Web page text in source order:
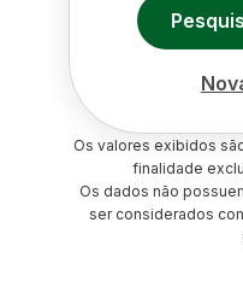
Os valores exibidos
finalidade
Os dados não
ser considerados